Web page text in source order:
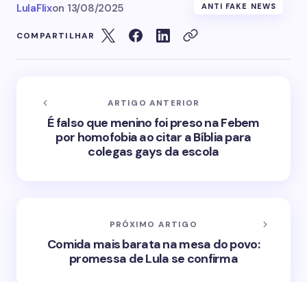
LulaFlixon 13/08/2025 ANTI FAKE NEWS
COMPARTILHAR
ARTIGO ANTERIOR
É falso que menino foi preso na Febem
por homofobia ao citar a Bíblia para
colegas gays da escola
PRÓXIMO ARTIGO
Comida mais barata na mesa do povo:
promessa de Lula se confirma